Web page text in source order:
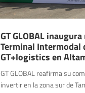
GT GLOBAL
Terminal Intermodal
GT+logistics en
GT GLOBAL reafirma su
invertir en la zona sur de